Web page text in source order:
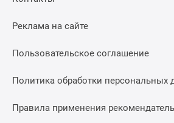
Реклама на сайте
Пользовательское соглашение
Политика обработки персональных
Правила применения